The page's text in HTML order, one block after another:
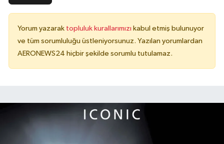
Yorum yazarak topluluk kurallarımızı kabul etmiş bulunuyor
ve tüm sorumluluğu üstleniyorsunuz. Yazılan yorumlardan
AERONEWS24 hiçbir şekilde sorumlu tutulamaz.